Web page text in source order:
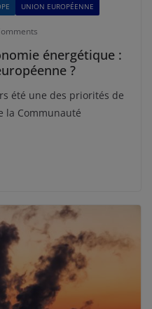
UNION EUROPÉENNE
énergétique :
?
été une des priorités de
la Communauté